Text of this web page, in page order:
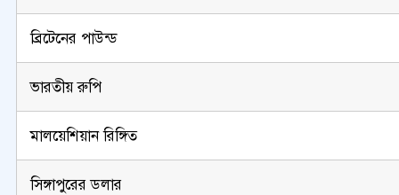
ব্রিটেনের পাউন্ড
ভারতীয় রুপি
মালয়েশিয়ান রিঙ্গিত
সিঙ্গাপুরের ডলার